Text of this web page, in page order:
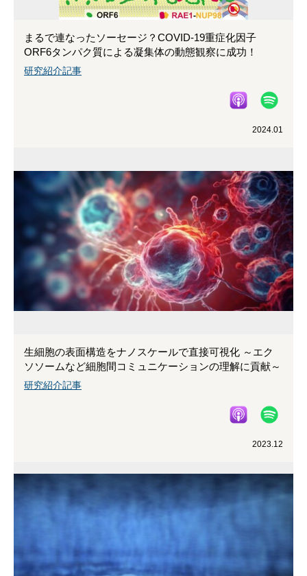
まるで連なったソーセージ？COVID-19重症化因子
ORF6タンパク質による凝集体の動態観察に成功！
研究紹介記事
2024.01
生細胞の表面構造をナノスケールで直接可視化 ～エク
ソソームなど細胞間コミュニケーションの理解に貢献～
研究紹介記事
2023.12